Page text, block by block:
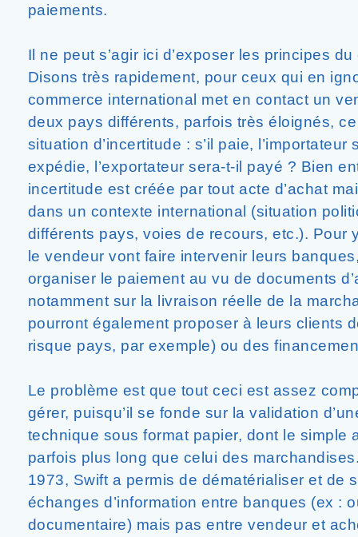
paiements.
Il ne peut s’agir ici d’exposer les principes
Disons très rapidement, pour ceux qui en
commerce international met en contact un
deux pays différents, parfois très éloignés,
situation d’incertitude : s’il paie, l’importateur
expédie, l’exportateur sera-t-il payé ? Bien
incertitude est créée par tout acte d’achat
dans un contexte international (situation
différents pays, voies de recours, etc.). Pour
le vendeur vont faire intervenir leurs
organiser le paiement au vu de documents
notamment sur la livraison réelle de la
pourront également proposer à leurs clients
risque pays, par exemple) ou des
Le problème est que tout ceci est assez
gérer, puisqu’il se fonde sur la validation
technique sous format papier, dont le simple
parfois plus long que celui des
1973, Swift a permis de dématérialiser et de
échanges d’information entre banques (ex :
documentaire) mais pas entre vendeur et